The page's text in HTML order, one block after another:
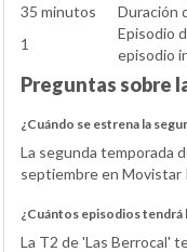
35 minutos
Duración
1
Episodio
episodio
Preguntas sobre
¿Cuándo se estrena la
La segunda temporada
septiembre en Movistar
¿Cuántos episodios tendrá
La T2 de 'Las Berrocal'